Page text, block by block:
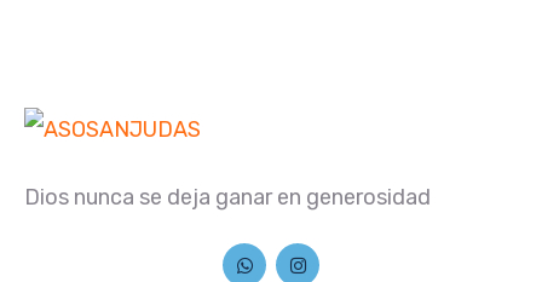
Dios nunca se deja ganar en generosidad